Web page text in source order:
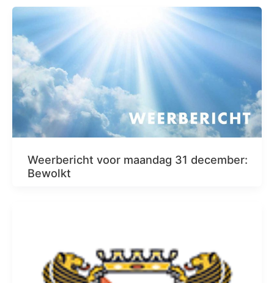
Weerbericht voor maandag 31 december:
Bewolkt